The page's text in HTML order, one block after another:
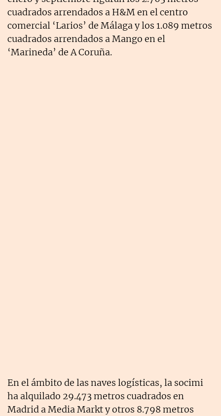
cuadrados arrendados a H&M en el centro
comercial ‘Larios’ de Málaga y los 1.089 metros
cuadrados arrendados a Mango en el
‘Marineda’ de A Coruña.
En el ámbito de las naves logísticas, la socimi
ha alquilado 29.473 metros cuadrados en
Madrid a Media Markt y otros 8.798 metros